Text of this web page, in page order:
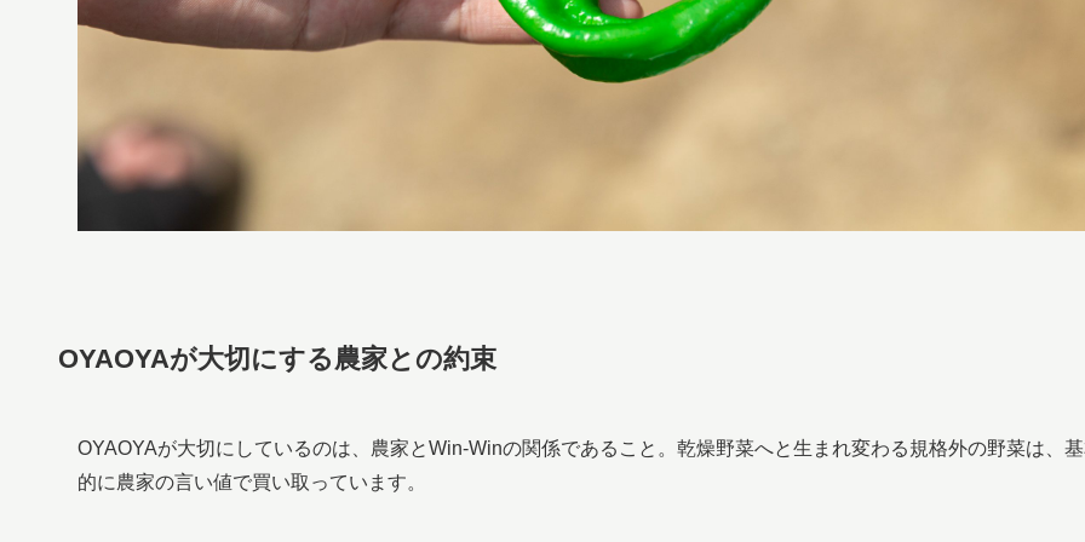
OYAOYAが大切にする農家との約束
OYAOYAが大切にしているのは、農家とWin-Winの関係であること。乾燥野菜へと生まれ変わる規格外の野菜は、
的に農家の言い値で買い取っています。